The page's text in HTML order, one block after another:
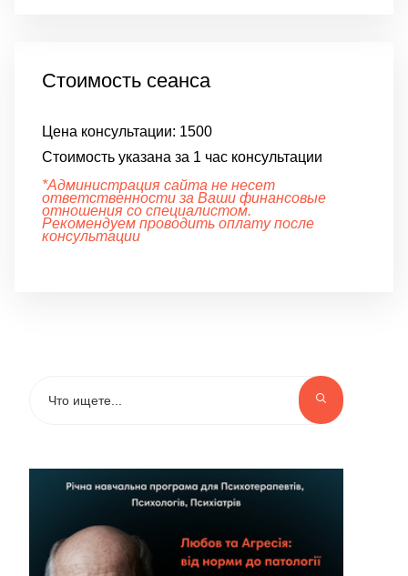
Стоимость сеанса
Цена консультации: 1500
Стоимость указана за 1 час консультации
*Администрация сайта не несет
ответственности за Ваши финансовые
отношения со специалистом.
Рекомендуем проводить оплату после
консультации